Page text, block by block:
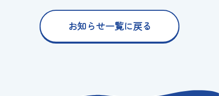
お知らせ一覧に戻る